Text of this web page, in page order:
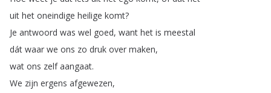
uit het oneindige heilige komt?
Je antwoord was wel goed, want het is meestal
dát waar we ons zo druk over maken,
wat ons zelf aangaat.
We zijn ergens afgewezen,